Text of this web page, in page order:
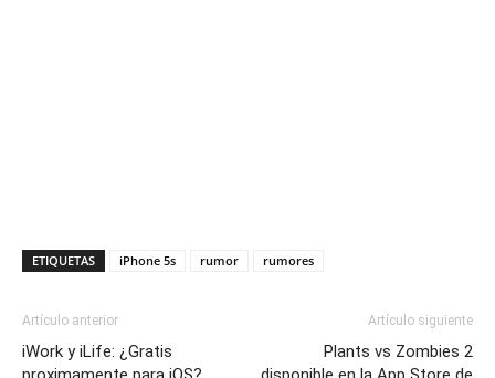
ETIQUETAS iPhone 5s rumor rumores
Artículo anterior
iWork y iLife: ¿Gratis
Artículo siguiente
Plants vs Zombies 2